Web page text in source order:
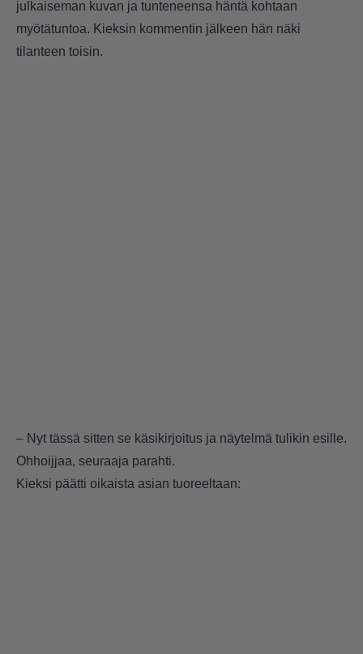
julkaiseman kuvan ja tunteneensa häntä kohtaan
myötätuntoa. Kieksin kommentin jälkeen hän näki
tilanteen toisin.
– Nyt tässä sitten se käsikirjoitus ja näytelmä tulikin esille.
Ohhoijjaa, seuraaja parahti.
Kieksi päätti oikaista asian tuoreeltaan: